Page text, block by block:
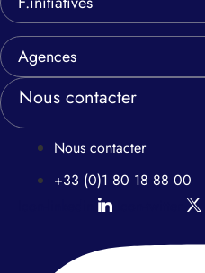
Agences
Nous contacter
Nous contacter
+33 (0)1 80 18 88 00